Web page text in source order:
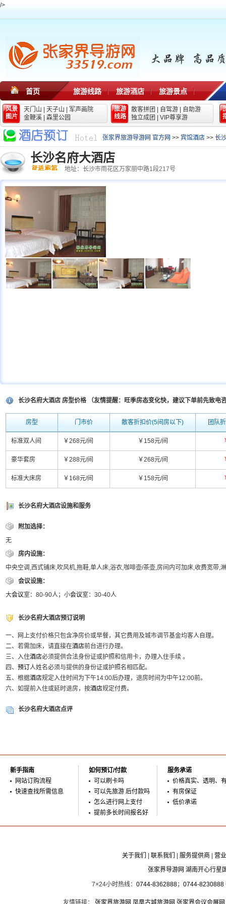
/>
首页 旅游线路 旅游酒店 旅游景点
风景
图片
天门山 天子山
军声画院
金鞭溪
森里公园
旅游
线路
散客拼团 自驾游
自助游
独立成团
VIP尊享游
张家界旅游导游网 官方网 >> 宾馆酒店 >> 长
长沙名府大酒店
地址：长沙市雨花区万家丽中路1段217号
长沙名府大酒店 房型价格 （友情提醒：旺季房态变化快，建议下单前先致电
房型 门市价 散客折扣价(5间房以下) 团队
标准双人间 ￥268元/间 ￥158元/间
豪华套房 ￥288元/间 ￥268元/间
标准大床房 ￥168元/间 ￥158元/间
长沙名府大酒店设施和服务
附加选择：
无
房内设施：
中央空调,西式铺床,吹风机,拖鞋,单人床,浴衣,咖啡壶/茶壶,房间内可加床,收费宽带,
会议设施：
大会议室：80-90人；小会议室：30-40人
长沙名府大酒店预订说明
一、网上支付价格只包含净房价或早餐，其它费用及城市调节基金均客人自理。
二、若需加床，请直接在酒店前台进行办理。
三、入住酒店必须提供合法身份证或护照和信用卡，办理入住手续 。
四、 预订 人姓名必须与提供的身份证或护照名相匹配。
五、根据酒店规定入住时间为下午14:00后办理，退房时间为中午12:00前。
六、如提前入住或延时退房，按酒店规定付费。
长沙名府大酒店点评
新手指南
网站订购流程
快速查找所需信息
如何预订/付款
可以刷卡吗
可以先旅游 后付款吗
怎么进行网上支付
提前多长时间报名好
服务承诺
价格真实、透明、
有房保证
低价承诺
关于我们 联系我们 服务提供商
营
张家界导游网 湖南开心行星
7×24小时热线： 0744-8362888； 0744-8230888
友情链接： 张家界旅游网 凤凰古城旅游网 张家界会议会展网